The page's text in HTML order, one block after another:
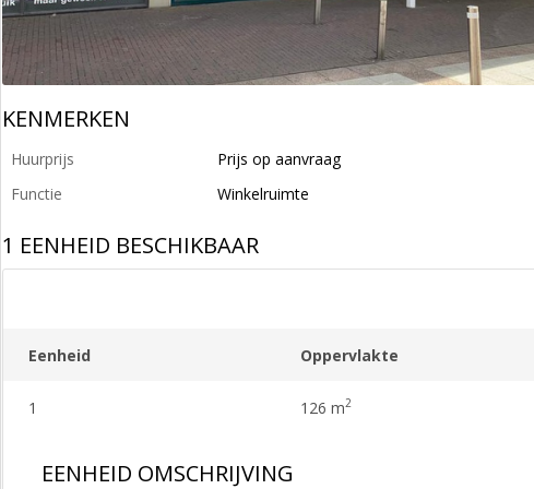
KENMERKEN
Huurprijs
Prijs op aanvraag
Functie
Winkelruimte
1 EENHEID BESCHIKBAAR
Eenheid Oppervlakte
1 126 m2
EENHEID OMSCHRIJVING